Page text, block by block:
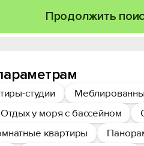
Продолжить
студии
Отдых у моря с бассейном
квартиры